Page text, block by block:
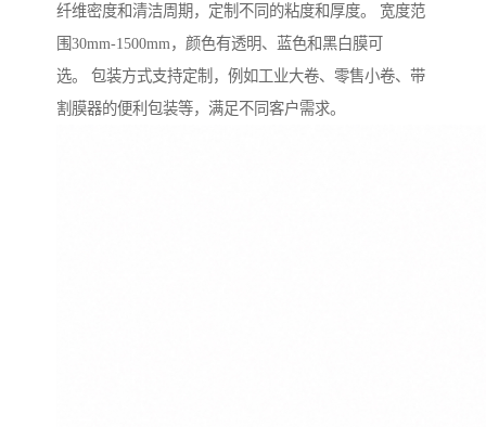
纤维密度和清洁周期，定制不同的粘度和厚度。 宽度范
围30mm-1500mm，颜色有透明、蓝色和黑白膜可
选。 包装方式支持定制，例如工业大卷、零售小卷、带
割膜器的便利包装等，满足不同客户需求。